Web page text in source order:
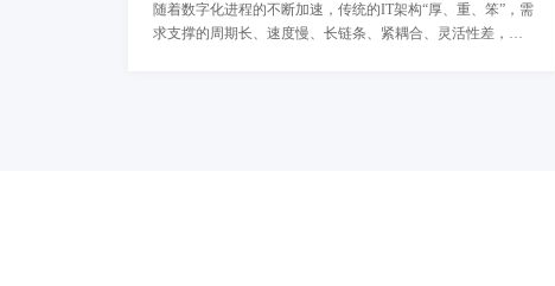
随着数字化进程的不断加速，传统的IT架构“厚、重、笨”，需
求支撑的周期长、速度慢、长链条、紧耦合、灵活性差，严
了解详情